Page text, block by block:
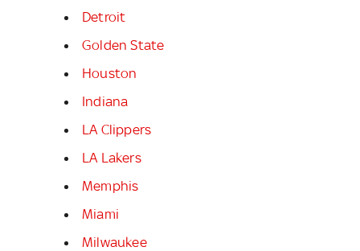
Detroit
Golden State
Houston
Indiana
LA Clippers
LA Lakers
Memphis
Miami
Milwaukee